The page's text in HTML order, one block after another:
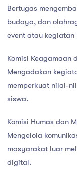
Bertugas
budaya, dan
event atau kegiatan
Komisi Keagamaan
Mengadakan
memperkuat nilai-
siswa.
Komisi Humas dan
Mengelola
masyarakat luar
digital.